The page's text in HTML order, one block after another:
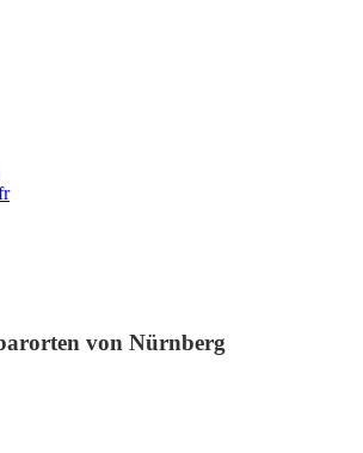
von Nürnberg